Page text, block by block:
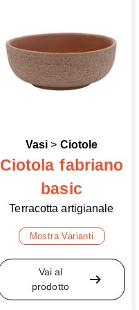
Vasi > Ciotole
Ciotola fabriano
basic
Terracotta artigianale
Mostra Varianti
Vai al
prodotto
arrow_right_alt